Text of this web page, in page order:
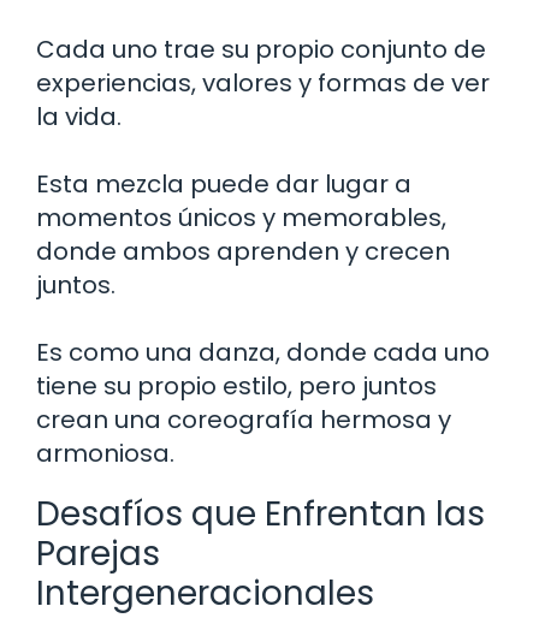
Cada uno trae su propio conjunto de
experiencias, valores y formas de ver
la vida.
Esta mezcla puede dar lugar a
momentos únicos y memorables,
donde ambos aprenden y crecen
juntos.
Es como una danza, donde cada uno
tiene su propio estilo, pero juntos
crean una coreografía hermosa y
armoniosa.
Desafíos que Enfrentan las
Parejas
Intergeneracionales